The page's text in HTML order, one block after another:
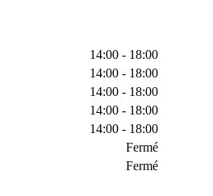
14:00 - 18:00
14:00 - 18:00
14:00 - 18:00
14:00 - 18:00
14:00 - 18:00
Fermé
Fermé